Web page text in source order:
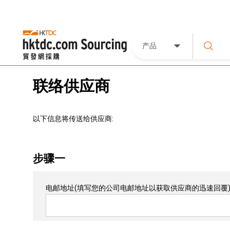
产品
联络供应商
以下信息将传送给供应商:
步骤一
电邮地址(填写您的公司电邮地址以获取供应商的迅速回覆)